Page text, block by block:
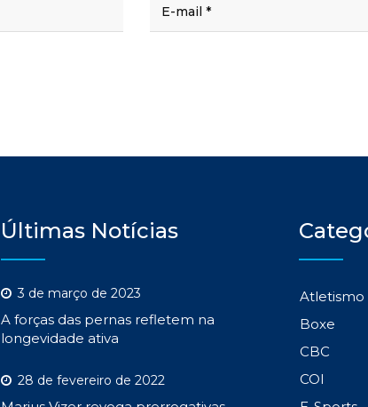
Últimas Notícias
3 de março de 2023
A forças das pernas refletem na
longevidade ativa
28 de fevereiro de 2022
Atletismo
Boxe
CBC
COI